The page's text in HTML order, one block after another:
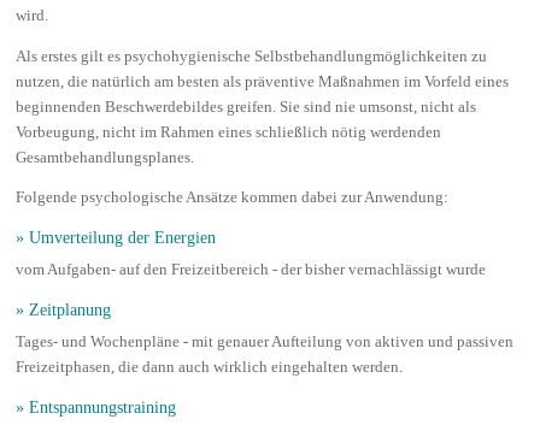
wird.
Als erstes gilt es psychohygienische Selbstbehandlungmöglichkeiten zu
nutzen, die natürlich am besten als präventive Maßnahmen im Vorfeld eines
beginnenden Beschwerdebildes greifen. Sie sind nie umsonst, nicht als
Vorbeugung, nicht im Rahmen eines schließlich nötig werdenden
Gesamtbehandlungsplanes.
Folgende psychologische Ansätze kommen dabei zur Anwendung:
» Umverteilung der Energien
vom Aufgaben- auf den Freizeitbereich - der bisher vernachlässigt wurde
» Zeitplanung
Tages- und Wochenpläne - mit genauer Aufteilung von aktiven und passiven
Freizeitphasen, die dann auch wirklich eingehalten werden.
» Entspannungstraining